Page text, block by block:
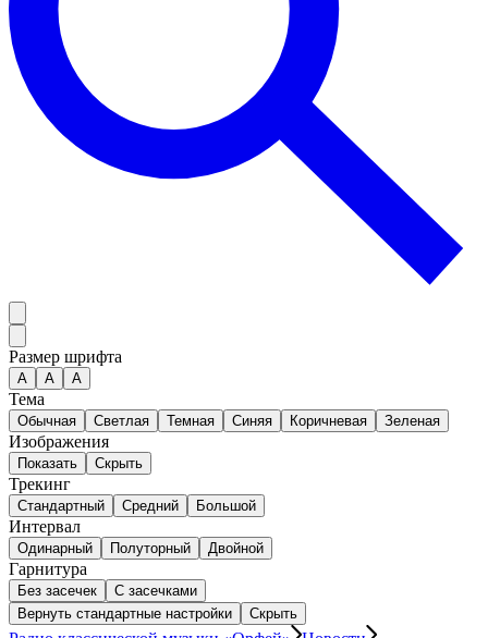
Размер шрифта
А A A
Тема
Обычная Светлая Темная Синяя Коричневая Зеленая
Изображения
Показать Скрыть
Трекинг
Стандартный Средний Большой
Интервал
Одинарный Полуторный Двойной
Гарнитура
Без засечек
С засечками
Вернуть стандартные настройки
Скрыть